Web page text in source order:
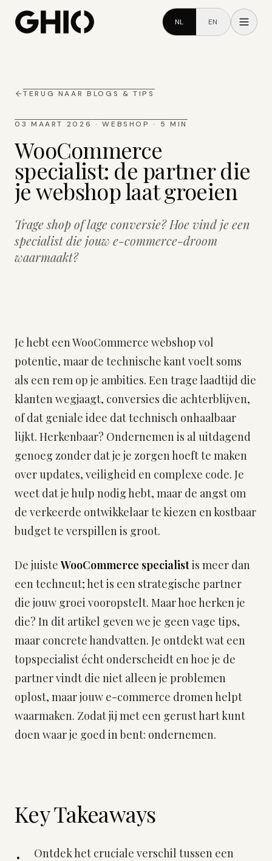
NL EN
TERUG NAAR BLOGS & TIPS
03 MAART 2026 ·WEBSHOP · 5 MIN
WooCommerce
specialist: de partner die
je webshop laat groeien
Trage shop of lage conversie? Hoe vind je een
specialist die jouw e-commerce-droom
waarmaakt?
Je hebt een WooCommerce webshop vol
potentie, maar de technische kant voelt soms
als een rem op je ambities. Een trage laadtijd die
klanten wegjaagt, conversies die achterblijven,
of dat geniale idee dat technisch onhaalbaar
lijkt. Herkenbaar? Ondernemen is al uitdagend
genoeg zonder dat je je zorgen hoeft te maken
over updates, veiligheid en complexe code. Je
weet dat je hulp nodig hebt, maar de angst om
de verkeerde ontwikkelaar te kiezen en kostbaar
budget te verspillen is groot.
De juisteWooCommerce specialistis meer dan
een techneut; het is een strategische partner
die jouw groei vooropstelt. Maar hoe herken je
die? In dit artikel geven we je geen vage tips,
maar concrete handvatten. Je ontdekt wat een
topspecialist écht onderscheidt en hoe je de
partner vindt die niet alleen je problemen
oplost, maar jouw e-commerce dromen helpt
waarmaken. Zodat jij met een gerust hart kunt
doen waar je goed in bent: ondernemen.
Key Takeaways
Ontdek het cruciale verschil tussen een